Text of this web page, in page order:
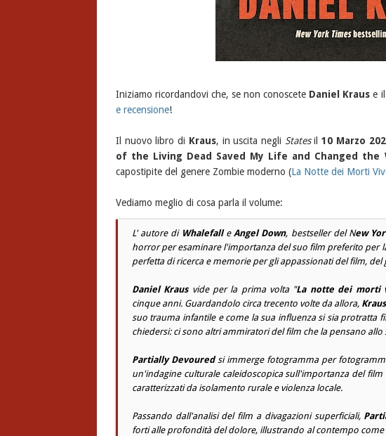
Iniziamo ricordandovi che, se non conoscete Daniel Kraus e
e recensione!
Il nuovo libro di Kraus, in uscita negli Statesil10 Marzo
of the Living Dead Saved My Life and Changed the
capostipite del genere Zombie moderno (La Notte dei Morti
Vediamo meglio di cosa parla il volume:
L' autore di WhalefalleAngel Down, bestseller del New
horror per esaminare l'importanza del suo film preferito per
perfetta di ricerca e memorie per gli appassionati del film, del
Daniel Krausvide per la prima volta "La notte dei morti
cinque anni. Guardandolo circa trecento volte da allora, Kraus
suo trauma infantile e come la sua influenza si sia protratta
chiedersi: ci sono altri ammiratori del film che la pensano allo
Partially Devouredsi immerge fotogramma per
un'indagine culturale caleidoscopica sull'importanza del
caratterizzati da isolamento rurale e violenza locale.
Passando dall'analisi del film a divagazioni superficiali,
forti alle profondità del dolore, illustrando al contempo